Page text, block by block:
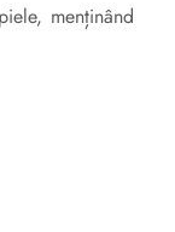
menținând